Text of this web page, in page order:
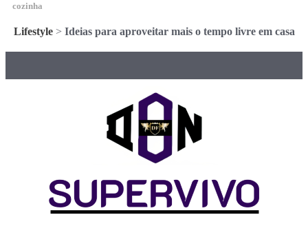
cozinha
Lifestyle> Ideias para aproveitar mais o tempo livre em casa